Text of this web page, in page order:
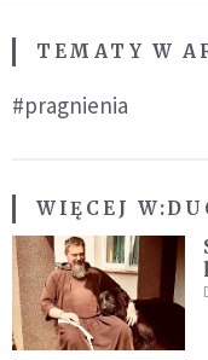
TEMATY W
#pragnienia
WIĘCEJ W: